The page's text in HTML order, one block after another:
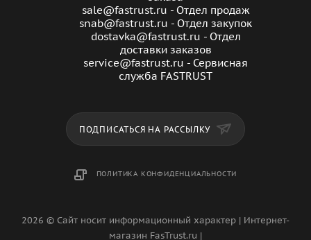
sale@fastrust.ru - Отдел продаж
snab@fastrust.ru - Отдел закупок
dostavka@fastrust.ru - Отдел
доставки заказов
service@fastrust.ru - Сервисная
служба FASTRUST
ПОДПИСАТЬСЯ НА РАССЫЛКУ
ПОЛИТИКА КОНФИДЕНЦИАЛЬНОСТИ
2026 © Сайт носит информационный характер | Интернет-
магазин FasTrust.ru |